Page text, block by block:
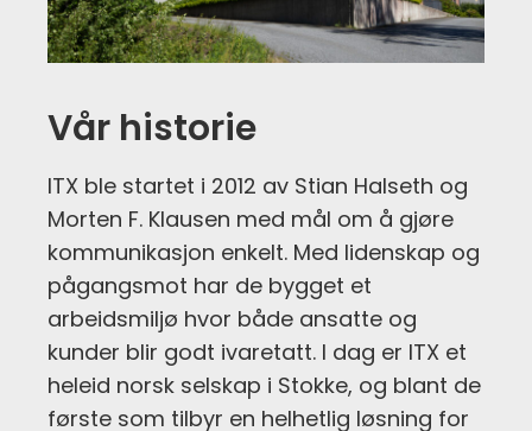
Vår historie
ITX ble startet i 2012 av Stian Halseth og
Morten F. Klausen med mål om å gjøre
kommunikasjon enkelt. Med lidenskap og
pågangsmot har de bygget et
arbeidsmiljø hvor både ansatte og
kunder blir godt ivaretatt. I dag er ITX et
heleid norsk selskap i Stokke, og blant de
første som tilbyr en helhetlig løsning for